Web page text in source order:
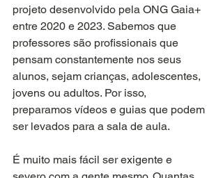
projeto desenvolvido pela ONG Gaia+
entre 2020 e 2023. Sabemos que
professores são proﬁssionais que
pensam constantemente nos seus
alunos, sejam crianças, adolescentes,
jovens ou adultos. Por isso,
preparamos vídeos e guias que podem
ser levados para a sala de aula.
É muito mais fácil ser exigente e